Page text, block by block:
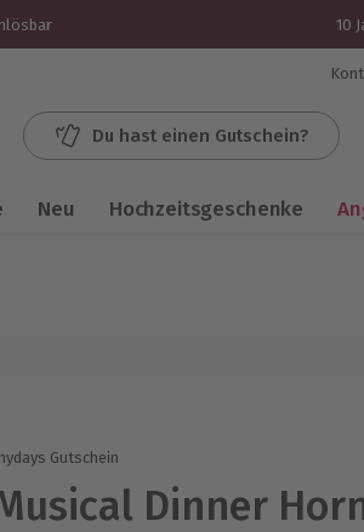
10
Du hast einen Gutschein?
Neu Hochzeitsgeschenke
Gutschein
Dinner